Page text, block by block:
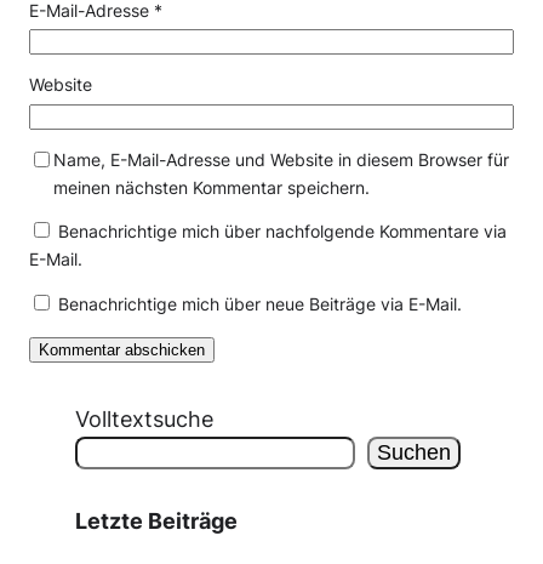
E-Mail-Adresse *
Website
Name, E-Mail-Adresse und Website in diesem Browser für
meinen nächsten Kommentar speichern.
Benachrichtige mich über nachfolgende Kommentare via
E-Mail.
Benachrichtige mich über neue Beiträge via E-Mail.
Volltextsuche
Suchen
Letzte Beiträge